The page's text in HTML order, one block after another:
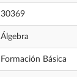
30369
Álgebra
Formación Básica